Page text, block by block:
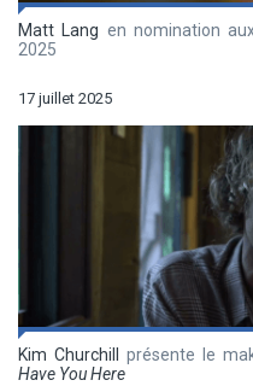
Matt Lang en nomination
2025
17 juillet 2025
Kim Churchill présente le
Have You Here